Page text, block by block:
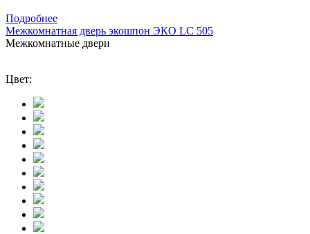
Подробнее
Межкомнатная дверь экошпон ЭКО LС 505
Межкомнатные двери
Цвет: